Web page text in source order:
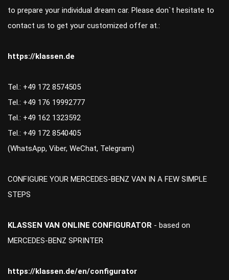
to prepare your individual dream car. Please don`t hesitate to
contact us to get your customized offer at.:
https://klassen.de
Tel.: +49 172 8574505
Tel.: +49 176 19992777
Tel.: +49 162 1323592
Tel.: +49 172 8540405
(WhatsApp, Viber, WeChat, Telegram)
CONFIGURE YOUR MERCEDES-BENZ VAN IN A FEW SIMPLE
STEPS
KLASSEN VAN ONLINE CONFIGURATOR - based on
MERCEDES-BENZ SPRINTER
https://klassen.de/en/configurator